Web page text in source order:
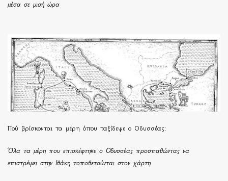
μέσα σε μισή ώρα
Πού βρίσκονται τα μέρη όπου ταξίδεψε ο Οδυσσέας;
Όλα τα μέρη που επισκέφτηκε ο Οδυσσέας προσπαθώντας να
επιστρέψει στην Ιθάκη τοποθετούνται στον χάρτη